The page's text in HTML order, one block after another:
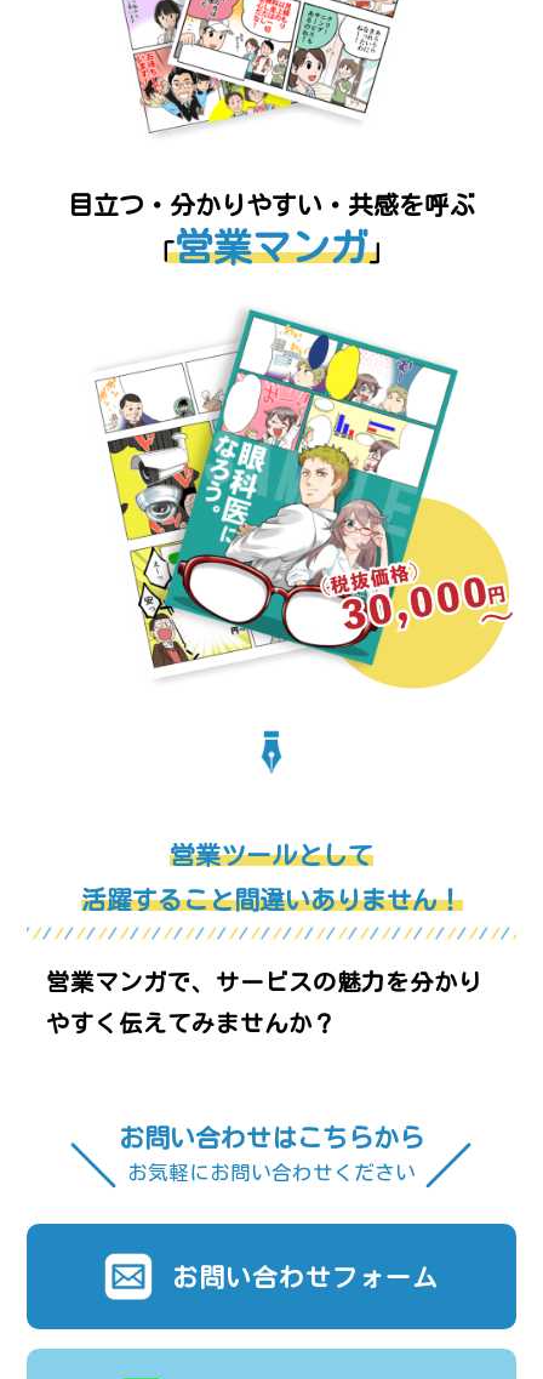
目立つ・分かりやすい・共感を呼ぶ
「営業マンガ」
営業ツールとして
活躍すること間違いありません！
営業マンガで、サービスの魅力を分かり
やすく伝えてみませんか？
お問い合わせはこちらから
お気軽にお問い合わせください
お問い合わせフォーム